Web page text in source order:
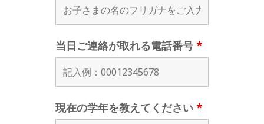
当日ご連絡が取れる電話番号 *
現在の学年を教えてください *